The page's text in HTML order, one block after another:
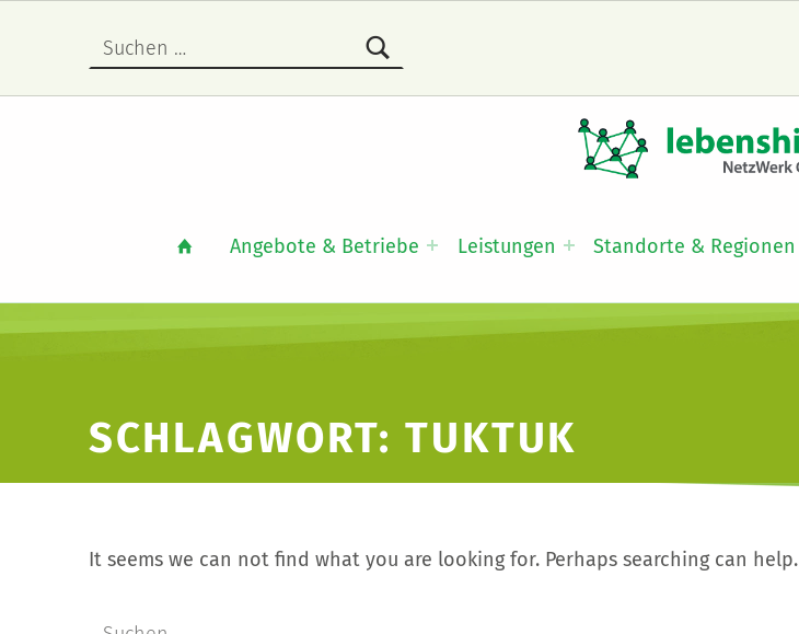
Angebote & Betriebe Leistungen Standorte & Regionen
SCHLAGWORT:TUKTUK
It seems we can not find what you are looking for. Perhaps searching can help.